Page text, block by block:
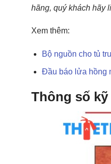
hãng, quý khách hãy
Xem thêm:
Bộ nguồn cho tủ
Đầu báo lửa hồng
Thông số